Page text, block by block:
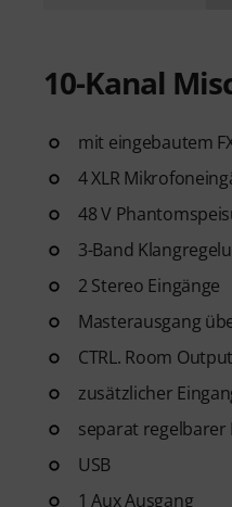
10-Kanal
mit eingebautem
4 XLR
48 V
3-Band
2 Stereo Eingänge
Masterausgang
CTRL. Room Output
zusätzlicher
separat
USB
1 Aux Ausgang